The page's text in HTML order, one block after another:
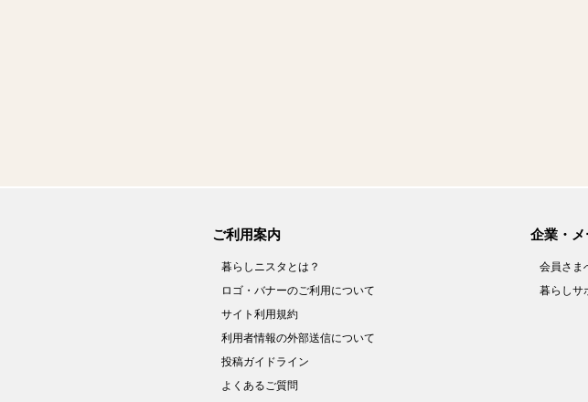
ご利用案内
暮らしニスタとは？
ロゴ・バナーのご利用について
サイト利用規約
利用者情報の外部送信について
投稿ガイドライン
よくあるご質問
企業・
会員さま
暮らしサ